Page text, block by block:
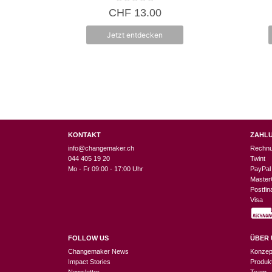
0
v
5
CHF13.00
Jetzt entdecken
KONTAKT
info@changemaker.ch
044 405 19 20
Mo - Fr 09:00 - 17:00 Uhr
FOLLOW US
Changemaker News
Impact Stories
Twint
PayPal
Visa
ÜBER